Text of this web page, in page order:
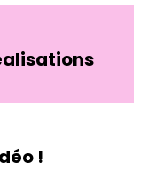
!